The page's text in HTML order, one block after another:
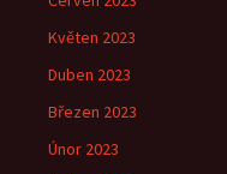
Květen 2023
Duben 2023
Březen 2023
Únor 2023